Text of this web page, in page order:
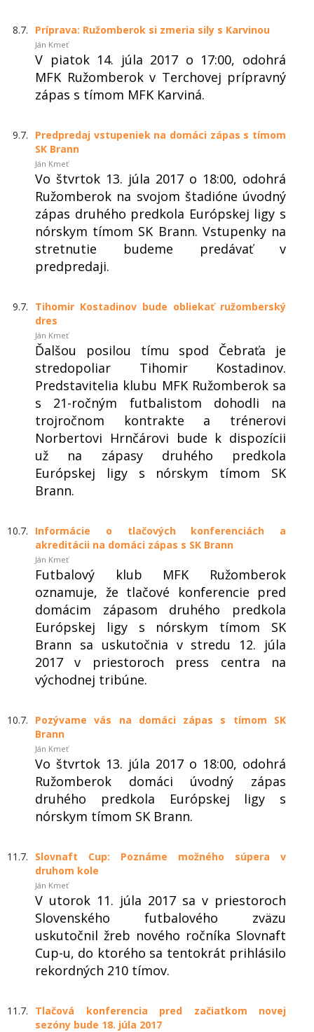
8.7. Príprava: Ružomberok si zmeria sily s Karvinou
Ján Kmeť
V piatok 14. júla 2017 o 17:00, odohrá
MFK Ružomberok v Terchovej prípravný
zápas s tímom MFK Karviná.
9.7.
Predpredaj vstupeniek na domáci zápas s tímom
SK Brann
Ján Kmeť
Vo štvrtok 13. júla 2017 o 18:00, odohrá
Ružomberok na svojom štadióne úvodný
zápas druhého predkola Európskej ligy s
nórskym tímom SK Brann. Vstupenky na
stretnutie budeme predávať v
predpredaji.
9.7.
Tihomir Kostadinov bude obliekať ružomberský
dres
Ján Kmeť
Ďalšou posilou tímu spod Čebraťa je
stredopoliar Tihomir Kostadinov.
Predstavitelia klubu MFK Ružomberok sa
s 21-ročným futbalistom dohodli na
trojročnom kontrakte a trénerovi
Norbertovi Hrnčárovi bude k dispozícii
už na zápasy druhého predkola
Európskej ligy s nórskym tímom SK
Brann.
10.7.
Informácie o tlačových konferenciách a
akreditácii na domáci zápas s SK Brann
Ján Kmeť
Futbalový klub MFK Ružomberok
oznamuje, že tlačové konferencie pred
domácim zápasom druhého predkola
Európskej ligy s nórskym tímom SK
Brann sa uskutočnia v stredu 12. júla
2017 v priestoroch press centra na
východnej tribúne.
10.7.
Pozývame vás na domáci zápas s tímom SK
Brann
Ján Kmeť
Vo štvrtok 13. júla 2017 o 18:00, odohrá
Ružomberok domáci úvodný zápas
druhého predkola Európskej ligy s
nórskym tímom SK Brann.
11.7.
Slovnaft Cup: Poznáme možného súpera v
druhom kole
Ján Kmeť
V utorok 11. júla 2017 sa v priestoroch
Slovenského futbalového zväzu
uskutočnil žreb nového ročníka Slovnaft
Cup-u, do ktorého sa tentokrát prihlásilo
rekordných 210 tímov.
11.7.
Tlačová konferencia pred začiatkom novej
sezóny bude 18. júla 2017